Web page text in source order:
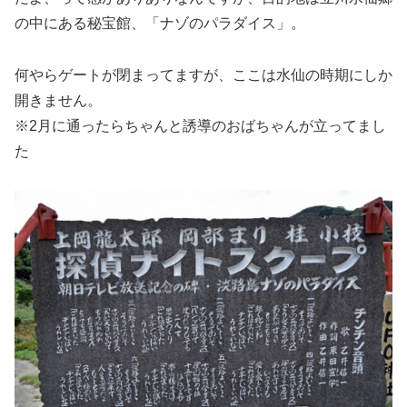
の中にある秘宝館、「ナゾのパラダイス」。
何やらゲートが閉まってますが、ここは水仙の時期にしか
開きません。
※2月に通ったらちゃんと誘導のおばちゃんが立ってまし
た